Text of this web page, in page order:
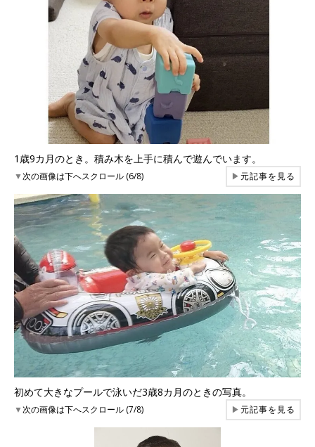
1歳9カ月のとき。積み木を上手に積んで遊んでいます。
▼次の画像は下へスクロール (6/8) ▶元記事を見る
初めて大きなプールで泳いだ3歳8カ月のときの写真。
▼次の画像は下へスクロール (7/8) ▶元記事を見る